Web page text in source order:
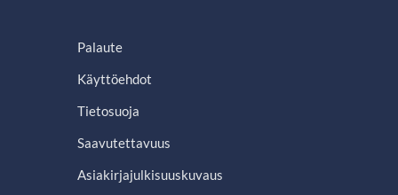
Palaute
Käyttöehdot
Tietosuoja
Saavutettavuus
Asiakirjajulkisuuskuvaus